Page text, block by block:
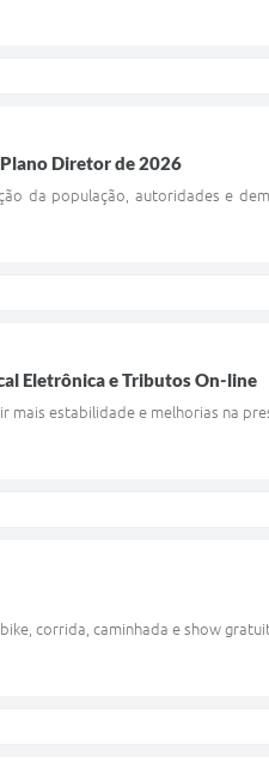
Diretor de 2026
da população, autoridades e
Eletrônica e Tributos On-line
estabilidade e melhorias na
corrida, caminhada e show